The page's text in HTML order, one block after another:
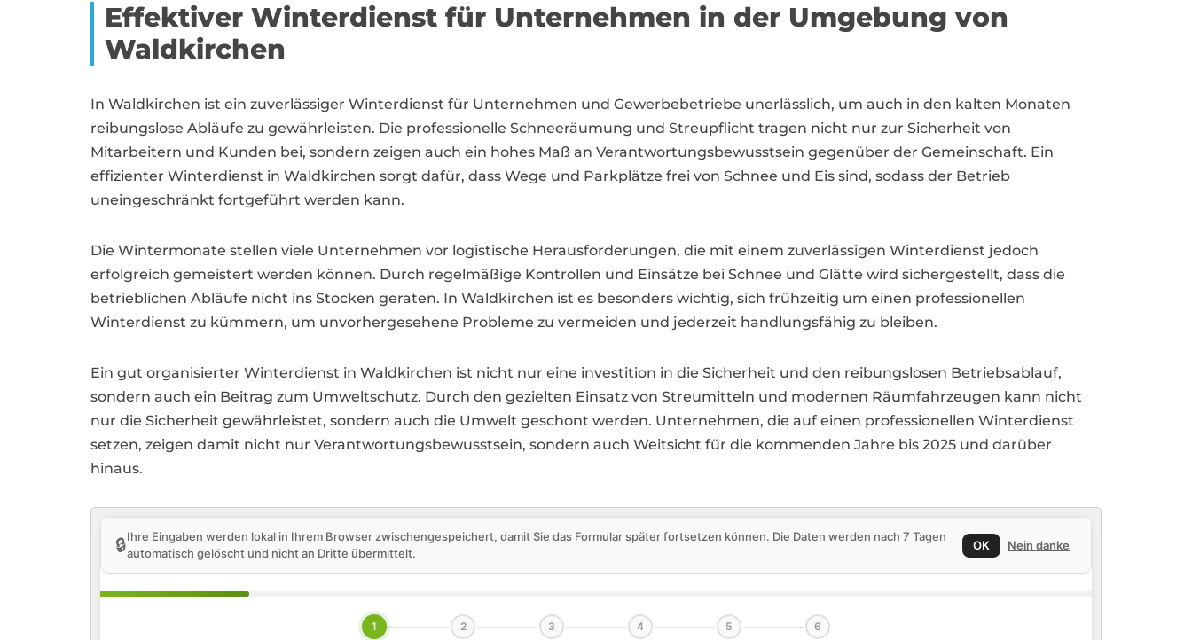
Effektiver Winterdienst für Unternehmen in der Umgebung von
Waldkirchen
In Waldkirchen ist ein zuverlässiger Winterdienst für Unternehmen und Gewerbebetriebe unerlässlich, um auch in den kalten Monaten
reibungslose Abläufe zu gewährleisten. Die professionelle Schneeräumung und Streupflicht tragen nicht nur zur Sicherheit von
Mitarbeitern und Kunden bei, sondern zeigen auch ein hohes Maß an Verantwortungsbewusstsein gegenüber der Gemeinschaft. Ein
effizienter Winterdienst in Waldkirchen sorgt dafür, dass Wege und Parkplätze frei von Schnee und Eis sind, sodass der Betrieb
uneingeschränkt fortgeführt werden kann.
Die Wintermonate stellen viele Unternehmen vor logistische Herausforderungen, die mit einem zuverlässigen Winterdienst jedoch
erfolgreich gemeistert werden können. Durch regelmäßige Kontrollen und Einsätze bei Schnee und Glätte wird sichergestellt, dass die
betrieblichen Abläufe nicht ins Stocken geraten. In Waldkirchen ist es besonders wichtig, sich frühzeitig um einen professionellen
Winterdienst zu kümmern, um unvorhergesehene Probleme zu vermeiden und jederzeit handlungsfähig zu bleiben.
Ein gut organisierter Winterdienst in Waldkirchen ist nicht nur eine investition in die Sicherheit und den reibungslosen Betriebsablauf,
sondern auch ein Beitrag zum Umweltschutz. Durch den gezielten Einsatz von Streumitteln und modernen Räumfahrzeugen kann nicht
nur die Sicherheit gewährleistet, sondern auch die Umwelt geschont werden. Unternehmen, die auf einen professionellen Winterdienst
setzen, zeigen damit nicht nur Verantwortungsbewusstsein, sondern auch Weitsicht für die kommenden Jahre bis 2025 und darüber
hinaus.
🔒Ihre Eingaben werden lokal in Ihrem Browser zwischengespeichert, damit Sie das Formular später fortsetzen können. Die Daten werden nach 7 Tagen
automatisch gelöscht und nicht an Dritte übermittelt.
OK Nein danke
1 2 3 4 5 6